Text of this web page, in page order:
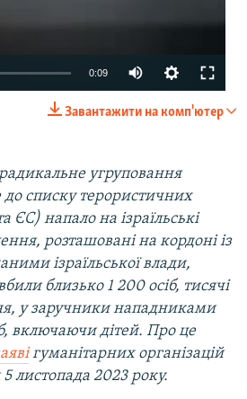
240p 360p 480p
0:09
720p
Завантажити на комп'ютер
угруповання
списку терористичних
ЄС) напало на ізраїльські
розташовані на кордоні із
ізраїльської влади,
близько 1 200 осіб, тисячі
у заручники нападниками
включаючи дітей. Про це
гуманітарних організацій
листопада 2023 року.